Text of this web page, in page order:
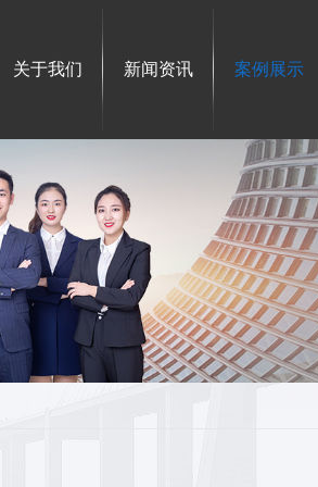
关于我们 新闻资讯 案例展示